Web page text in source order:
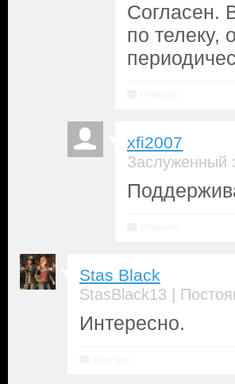
Согласен.
по телеку,
xfi2007
Заслуженный
Stas Black
StasBlack13 |
Интересно.